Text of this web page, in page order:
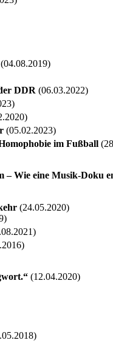
(04.08.2019)
DDR (06.03.2022)
(05.02.2023)
im Fußball
– Wie eine Musik-Doku
(24.05.2020)
(12.04.2020)